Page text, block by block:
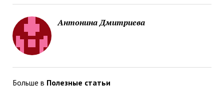
Антонина Дмитриева
Больше в Полезные статьи